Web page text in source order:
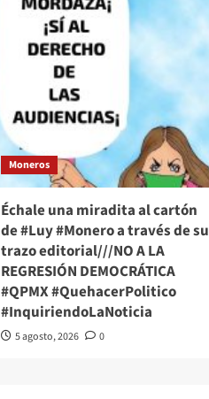
Moneros
Échale una miradita al cartón
de #Luy #Monero a través de su
trazo editorial///NO A LA
REGRESIÓN DEMOCRÁTICA
#QPMX #QuehacerPolitico
#InquiriendoLaNoticia
5 agosto, 2026 0